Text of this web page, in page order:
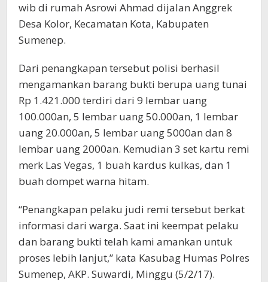
wib di rumah Asrowi Ahmad dijalan Anggrek
Desa Kolor, Kecamatan Kota, Kabupaten
Sumenep.
Dari penangkapan tersebut polisi berhasil
mengamankan barang bukti berupa uang tunai
Rp 1.421.000 terdiri dari 9 lembar uang
100.000an, 5 lembar uang 50.000an, 1 lembar
uang 20.000an, 5 lembar uang 5000an dan 8
lembar uang 2000an. Kemudian 3 set kartu remi
merk Las Vegas, 1 buah kardus kulkas, dan 1
buah dompet warna hitam.
“Penangkapan pelaku judi remi tersebut berkat
informasi dari warga. Saat ini keempat pelaku
dan barang bukti telah kami amankan untuk
proses lebih lanjut,” kata Kasubag Humas Polres
Sumenep, AKP. Suwardi, Minggu (5/2/17).